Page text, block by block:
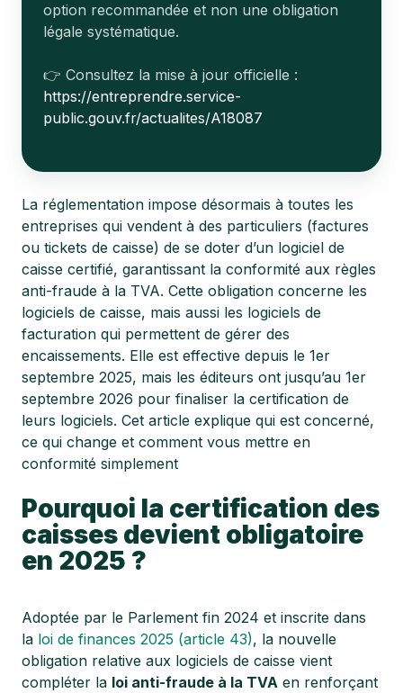
option recommandée et non une obligation
légale systématique.
👉 Consultez la mise à jour officielle :
https://entreprendre.service-
public.gouv.fr/actualites/A18087
La réglementation impose désormais à toutes les
entreprises qui vendent à des particuliers (factures
ou tickets de caisse) de se doter d’un logiciel de
caisse certifié, garantissant la conformité aux règles
anti-fraude à la TVA. Cette obligation concerne les
logiciels de caisse, mais aussi les logiciels de
facturation qui permettent de gérer des
encaissements. Elle est effective depuis le 1er
septembre 2025, mais les éditeurs ont jusqu’au 1er
septembre 2026 pour finaliser la certification de
leurs logiciels. Cet article explique qui est concerné,
ce qui change et comment vous mettre en
conformité simplement
Pourquoi la certification des
caisses devient obligatoire
en 2025 ?
Adoptée par le Parlement fin 2024 et inscrite dans
la loi de finances 2025 (article 43), la nouvelle
obligation relative aux logiciels de caisse vient
compléter la loi anti-fraude à la TVA en renforçant